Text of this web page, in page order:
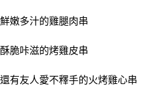
鮮嫩多汁的雞腿肉串
酥脆咔滋的烤雞皮串
還有友人愛不釋手的火烤雞心串